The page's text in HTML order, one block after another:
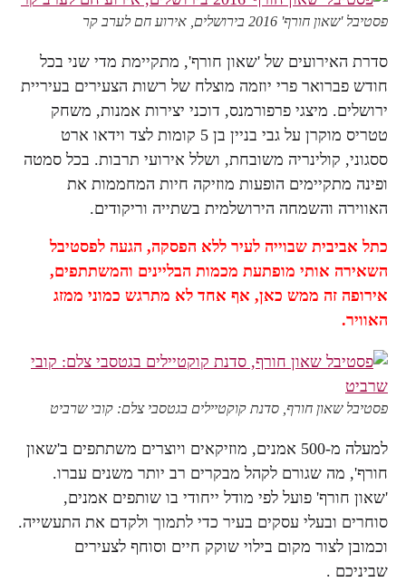
פסטיבל 'שאון חורף' 2016 בירושלים, אירוע חם לערב קר
סדרת האירועים של 'שאון חורף', מתקיימת מדי שני בכל
חודש פברואר פרי יוזמה מוצלח של רשות הצעירים בעיריית
ירושלים. מיצגי פרפורמנס, דוכני יצירות אמנות, משחק
טטריס מוקרן על גבי בניין בן 5 קומות לצד וידאו ארט
ססגוני, קולינריה משובחת, ושלל אירועי תרבות. בכל סמטה
ופינה מתקיימים הופעות מוזיקה חיות המחממות את
האווירה והשמחה הירושלמית בשתייה וריקודים.
כתל אביבית שבוייה לעיר ללא הפסקה, הגעה לפסטיבל
השאירה אותי מופתעת מכמות הבליינים והמשתתפים,
אירופה זה ממש כאן, אף אחד לא מתרגש כמוני ממזג
האוויר.
פסטיבל שאון חורף, סדנת קוקטיילים בגטסבי צלם: קובי שרביט
למעלה מ-500 אמנים, מוזיקאים ויוצרים משתתפים ב'שאון
חורף', מה שגורם לקהל מבקרים רב יותר משנים עברו.
'שאון חורף' פועל לפי מודל ייחודי בו שותפים אמנים,
סוחרים ובעלי עסקים בעיר כדי לתמוך ולקדם את התעשייה.
וכמובן לצור מקום בילוי שוקק חיים וסוחף לצעירים
שביניכם .